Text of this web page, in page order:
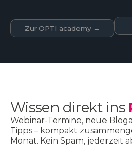
Zur OPTI academy →
Wissen direkt ins
Webinar-Termine, neue
Tipps – kompakt
Monat. Kein Spam, jederzeit